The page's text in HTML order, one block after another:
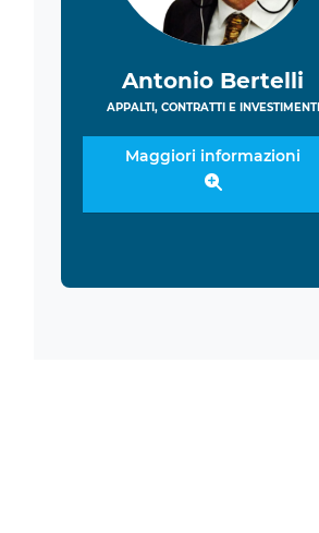
Antonio Bertelli
APPALTI, CONTRATTI E INVESTIMENTI
Maggiori informazioni